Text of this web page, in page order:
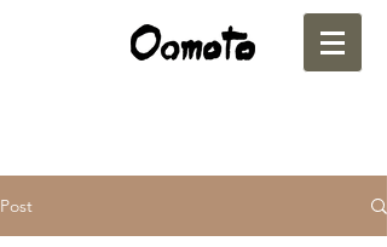
Post